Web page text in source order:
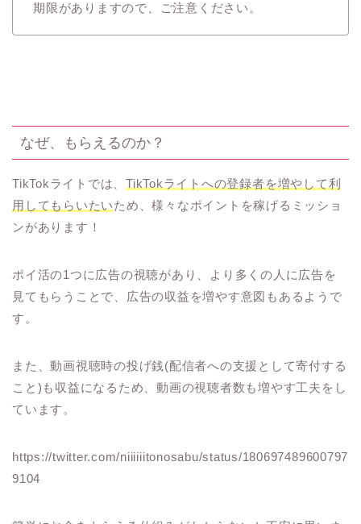
期限がありますので、ご注意ください。
なぜ、もらえるのか？
TikTokライトでは、TikTokライトへの登録者を増やして利
用してもらいたいため、様々なポイントを稼げるミッショ
ンがあります！
ポイ活の1つに広告の視聴があり、より多くの人に広告を
見てもらうことで、広告の収益を増やす意図もあるようで
す。
また、動画視聴時の投げ銭(配信者への支援として寄付する
こと)も収益になるため、動画の視聴者数も増やす工夫をし
ています。
https://twitter.com/niiiiiitonosabu/status/180697489600797
9104